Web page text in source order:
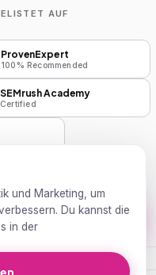
AUF
ProvenExpert
100% Recommended
SEMrush Academy
Certified
und Marketing, um
Du kannst die
in der